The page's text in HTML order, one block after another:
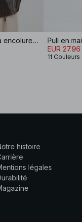
Pull en maille de laine mélangée à encolure ronde
EUR 27.96
11 Couleurs
histoire
légales